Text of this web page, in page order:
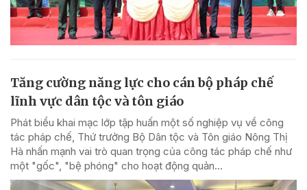
Tăng cường năng lực cho cán bộ pháp chế
lĩnh vực dân tộc và tôn giáo
Phát biểu khai mạc lớp tập huấn một số nghiệp vụ về công
tác pháp chế, Thứ trưởng Bộ Dân tộc và Tôn giáo Nông Thị
Hà nhấn mạnh vai trò quan trọng của công tác pháp chế như
một "gốc", "bệ phóng" cho hoạt động quản...